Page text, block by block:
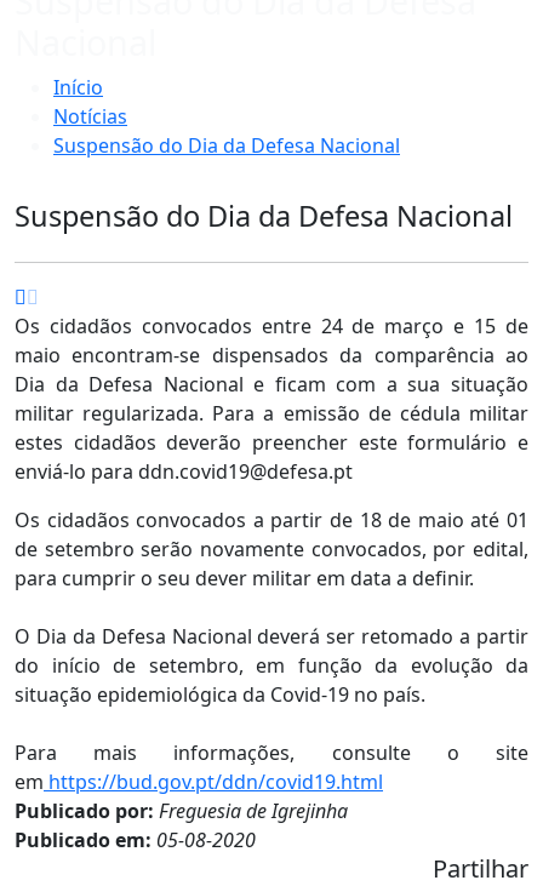
Início
Notícias
Suspensão do Dia da Defesa Nacional
Suspensão do Dia da Defesa Nacional
Os cidadãos convocados entre 24 de março e 15 de
maio encontram-se dispensados da comparência ao
Dia da Defesa Nacional e ficam com a sua situação
militar regularizada. Para a emissão de cédula militar
estes cidadãos deverão preencher este formulário e
enviá-lo para ddn.covid19@defesa.pt
Os cidadãos convocados a partir de 18 de maio até 01
de setembro serão novamente convocados, por edital,
para cumprir o seu dever militar em data a definir.
O Dia da Defesa Nacional deverá ser retomado a partir
do início de setembro, em função da evolução da
situação epidemiológica da Covid-19 no país.
Para mais informações, consulte o site
em https://bud.gov.pt/ddn/covid19.html
Publicado por: Freguesia de Igrejinha
Publicado em: 05-08-2020
Partilhar